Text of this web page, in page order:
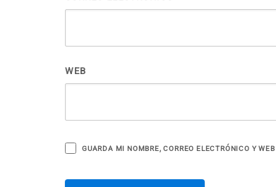
WEB
GUARDA MI NOMBRE, CORREO ELECTRÓNICO Y